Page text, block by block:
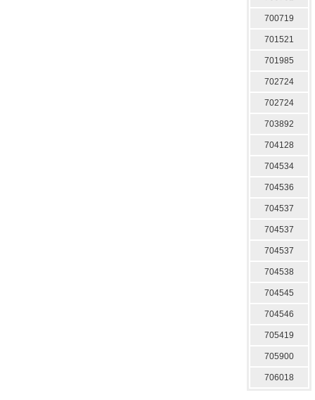
700719
701521
701985
702724
702724
703892
704128
704534
704536
704537
704537
704537
704538
704545
704546
705419
705900
706018